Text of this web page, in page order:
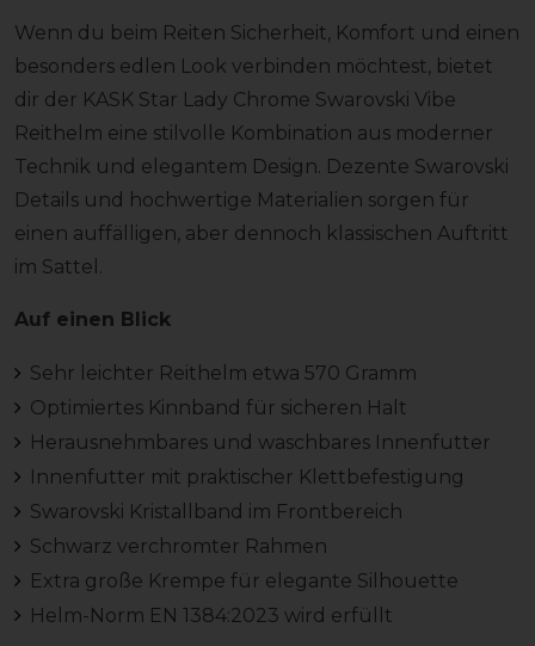
Wenn du beim Reiten Sicherheit, Komfort und einen
besonders edlen Look verbinden möchtest, bietet
dir der KASK Star Lady Chrome Swarovski Vibe
Reithelm eine stilvolle Kombination aus moderner
Technik und elegantem Design. Dezente Swarovski
Details und hochwertige Materialien sorgen für
einen auffälligen, aber dennoch klassischen Auftritt
im Sattel.
Auf einen Blick
Sehr leichter Reithelm etwa 570 Gramm
Optimiertes Kinnband für sicheren Halt
Herausnehmbares und waschbares Innenfutter
Innenfutter mit praktischer Klettbefestigung
Swarovski Kristallband im Frontbereich
Schwarz verchromter Rahmen
Extra große Krempe für elegante Silhouette
Helm-Norm EN 1384:2023 wird erfüllt